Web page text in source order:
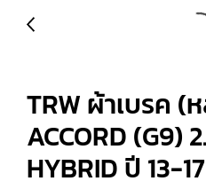
TRW ผ้าเบรค (
ACCORD (G9)
HYBRID ปี 13-17